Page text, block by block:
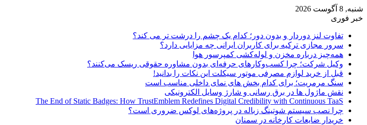
شنبه, 8 آگوست 2026
خبر فوری
تفاوت لنز دوردار و بدون دور؛ کدام یک چشم را درشت تر می کند؟
سرور مجازی ترکیه برای کاربران ایرانی چه مزایایی دارد؟
همه‌چیز درباره مخزن و لوله‌کشی کمپرسور هوا
وکیل شرکت؛ چرا کسب‌وکارهای حرفه‌ای بدون مشاوره حقوقی ریسک می‌کنند؟
قبل از خرید لوازم مصرفی موتور سیکلت این نکات را بدانید!
سنگ مرمریت؛ برای کدام بخش های نمای داخلی مناسب است
نقش ماژول ها در برق رسانی و شارژ وسایل الکترونیکی
The End of Static Badges: How TrustEmblem Redefines Digital Credibility with Continuous TaaS
چرا نصب سیستم شوتینگ زباله در پروژه‌های لوکس ضروری است؟
خریدار ضایعات کارخانه در سمنان